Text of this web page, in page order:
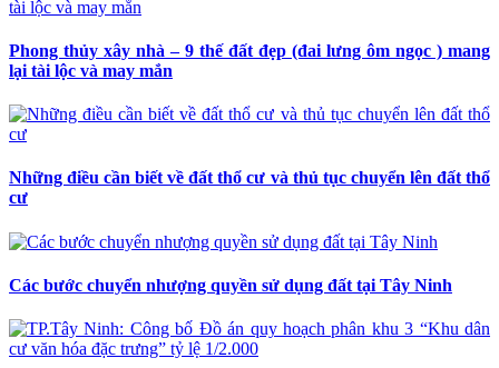
Phong thủy xây nhà – 9 thế đất đẹp (đai lưng ôm ngọc ) mang
lại tài lộc và may mắn
Những điều cần biết về đất thổ cư và thủ tục chuyển lên đất thổ
cư
Các bước chuyển nhượng quyền sử dụng đất tại Tây Ninh